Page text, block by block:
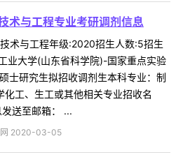
术与工程专业考研调剂信息
术与工程年级:2020招生人数:5招生
业大学(山东省科学院)-国家重点实验
士研究生拟招收调剂生本科专业：制
工、生工或其他相关专业招收名
送至邮箱： ...
网 2020-03-05